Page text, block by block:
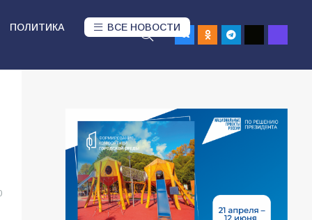
ПОЛИТИКА ВСЕ НОВОСТИ